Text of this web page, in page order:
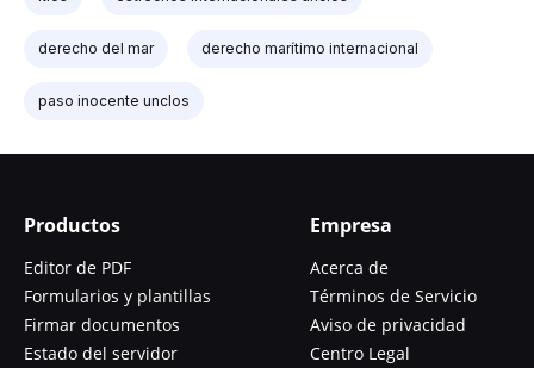
derecho del mar derecho marítimo internacional
paso inocente unclos
Productos
Editor de PDF
Formularios y plantillas
Firmar documentos
Estado del servidor
Empresa
Acerca de
Términos de Servicio
Aviso de privacidad
Centro Legal